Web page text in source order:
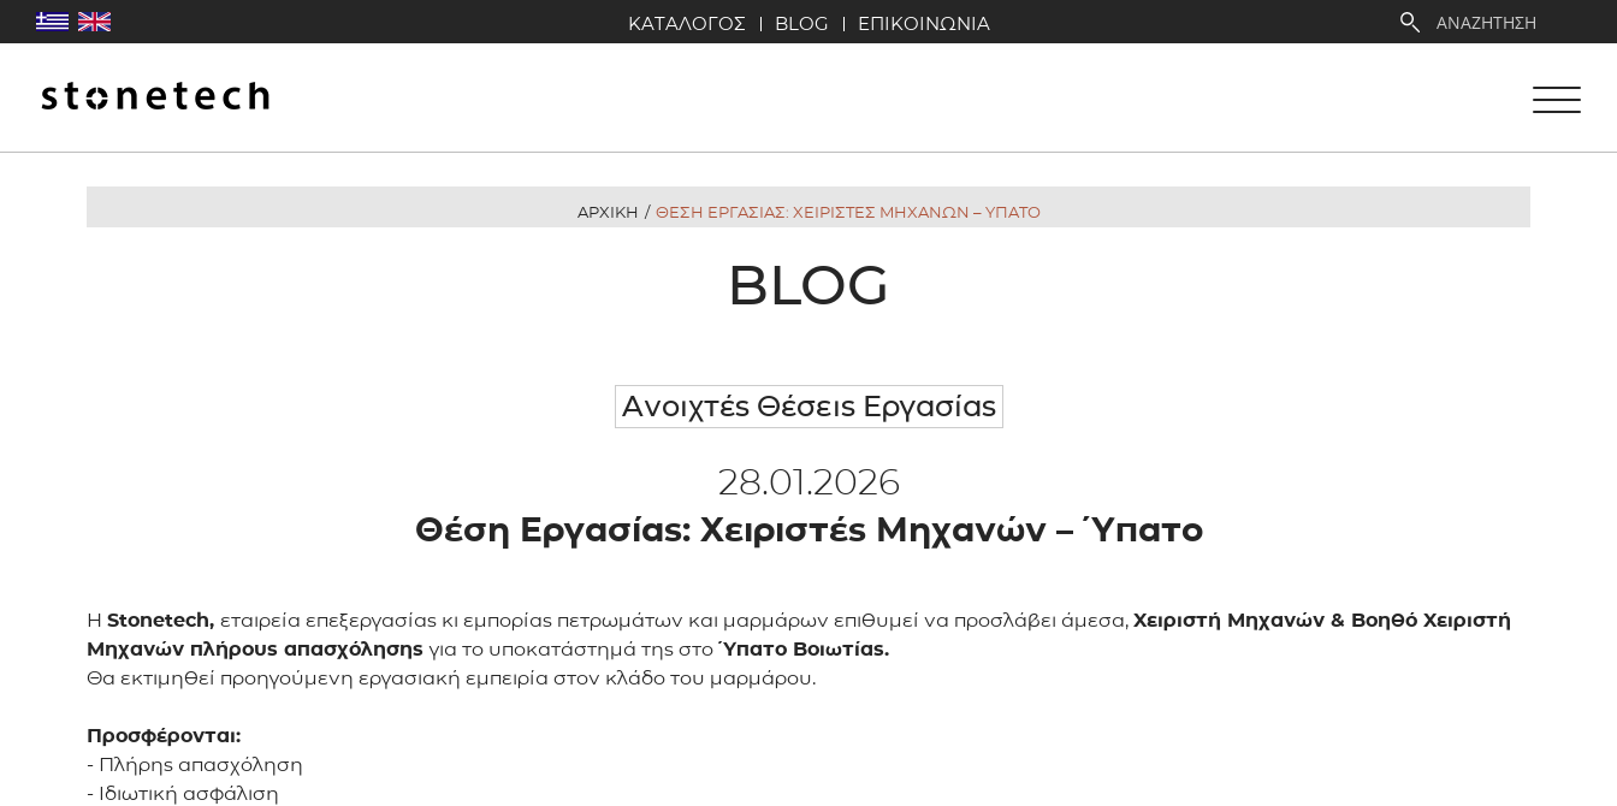
ΚΑΤΑΛΟΓΟΣ BLOG ΕΠΙΚΟΙΝΩΝΙΑ
ΑΡΧΙΚΗ / ΘΕΣΗ ΕΡΓΑΣΙΑΣ: ΧΕΙΡΙΣΤΕΣ ΜΗΧΑΝΩΝ – ΥΠΑΤΟ
BLOG
Ανοιχτές Θέσεις Εργασίας
28.01.2026
Θέση Εργασίας: Χειριστές Μηχανών – Ύπατο
Η Stonetech, εταιρεία επεξεργασίας κι εμπορίας πετρωμάτων και μαρμάρων επιθυμεί να προσλάβει άμεσα, Χειριστή Μηχανών & Βοηθό Χειριστή
Μηχανών πλήρους απασχόλησηςγια το υποκατάστημά της στο Ύπατο Βοιωτίας.
Θα εκτιμηθεί προηγούμενη εργασιακή εμπειρία στον κλάδο του μαρμάρου.
Προσφέρονται:
- Πλήρης απασχόληση
- Ιδιωτική ασφάλιση